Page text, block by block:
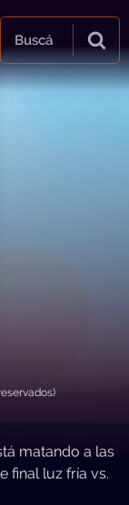
Buscá
matando a las
final luz fría vs.